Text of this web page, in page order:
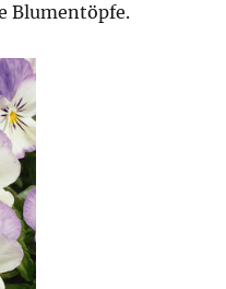
Blumentöpfe.